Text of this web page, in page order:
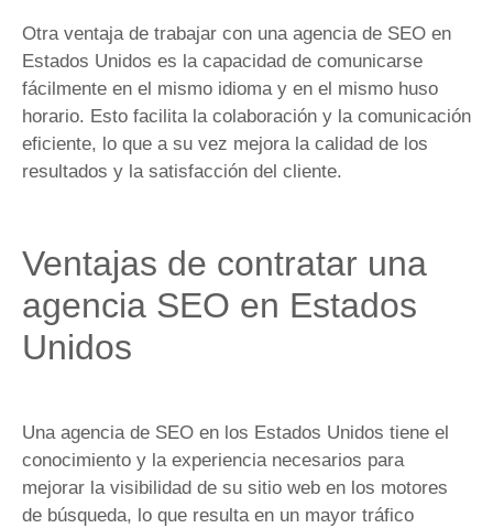
Otra ventaja de trabajar con una agencia de SEO en
Estados Unidos es la capacidad de comunicarse
fácilmente en el mismo idioma y en el mismo huso
horario. Esto facilita la colaboración y la comunicación
eficiente, lo que a su vez mejora la calidad de los
resultados y la satisfacción del cliente.
Ventajas de contratar una
agencia SEO en Estados
Unidos
Una agencia de SEO en los Estados Unidos tiene el
conocimiento y la experiencia necesarios para
mejorar la visibilidad de su sitio web en los motores
de búsqueda, lo que resulta en un mayor tráfico